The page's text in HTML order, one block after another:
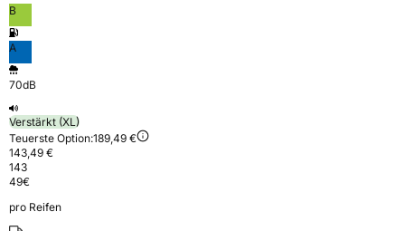
B
A
70dB
Verstärkt (XL)
Teuerste Option:189,49 €
143,49 €
143
49€
pro Reifen